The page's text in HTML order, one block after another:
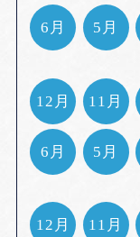
6月 5月
12月 11月
6月 5月
12月 11月